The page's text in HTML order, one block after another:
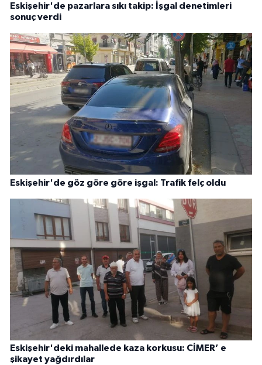
Eskişehir'de pazarlara sıkı takip: İşgal denetimleri
sonuç verdi
Eskişehir'de göz göre göre işgal: Trafik felç oldu
Eskişehir'deki mahallede kaza korkusu: CİMER’ e
şikayet yağdırdılar